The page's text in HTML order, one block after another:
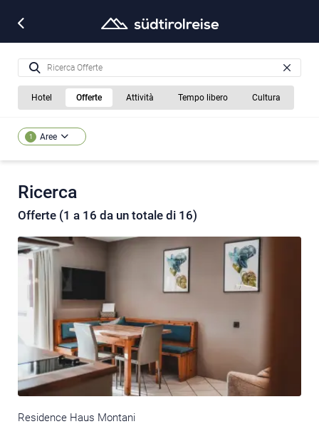
Hotel Offerte Attività Tempo libero Cultura
1 Aree
Ricerca
Offerte (1 a 16 da un totale di 16)
Residence Haus Montani